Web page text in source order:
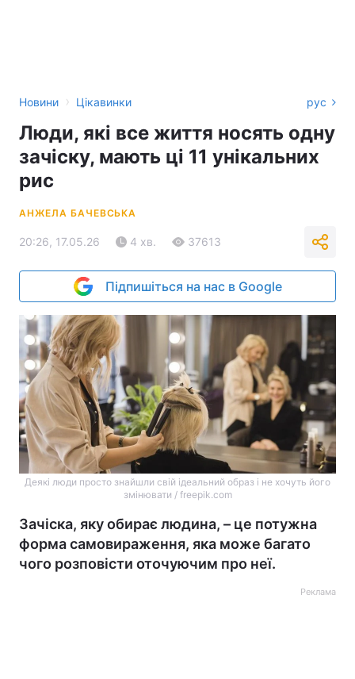
Новини › Цікавинки рус
Люди, які все життя носять одну
зачіску, мають ці 11 унікальних
рис
АНЖЕЛА БАЧЕВСЬКА
20:26, 17.05.26 4 хв. 37613
Підпишіться на нас в Google
Деякі люди просто знайшли свій ідеальний образ і не хочуть його
змінювати / freepik.com
Зачіска, яку обирає людина, – це потужна
форма самовираження, яка може багато
чого розповісти оточуючим про неї.
Реклама